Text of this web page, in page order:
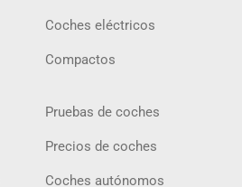
Coches eléctricos
Compactos
Pruebas de coches
Precios de coches
Coches autónomos